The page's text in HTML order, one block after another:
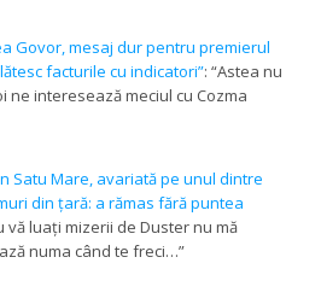
Govor, mesaj dur pentru premierul
facturile cu indicatori”: “Astea nu
ne interesează meciul cu Cozma
Satu Mare, avariată pe unul dintre
din țară: a rămas fără puntea
vă luați mizerii de Duster nu mă
numa când te freci…”